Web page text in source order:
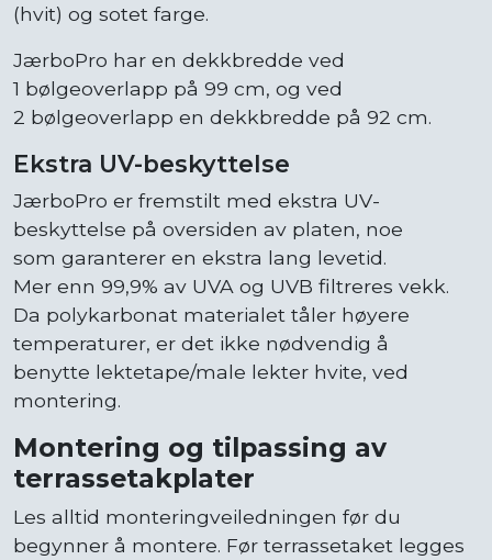
(hvit) og sotet farge.
JærboPro har en dekkbredde ved
1 bølgeoverlapp på 99 cm, og ved
2 bølgeoverlapp en dekkbredde på 92 cm.
Ekstra UV-beskyttelse
JærboPro er fremstilt med ekstra UV-
beskyttelse på oversiden av platen, noe
som garanterer en ekstra lang levetid.
Mer enn 99,9% av UVA og UVB filtreres vekk.
Da polykarbonat materialet tåler høyere
temperaturer, er det ikke nødvendig å
benytte lektetape/male lekter hvite, ved
montering.
Montering og tilpassing av
terrassetakplater
Les alltid monteringveiledningen før du
begynner å montere. Før terrassetaket legges